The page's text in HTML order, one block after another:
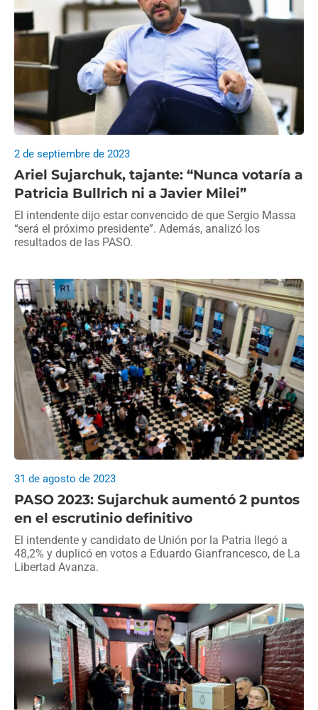
Ariel Sujarchuk, tajante: “Nunca votaría a
Patricia Bullrich ni a Javier Milei”
2 de septiembre de 2023
El intendente dijo estar convencido de que Sergio Massa
“será el próximo presidente”. Además, analizó los
resultados de las PASO.
PASO 2023: Sujarchuk aumentó 2 puntos
en el escrutinio definitivo
31 de agosto de 2023
El intendente y candidato de Unión por la Patria llegó a
48,2% y duplicó en votos a Eduardo Gianfrancesco, de La
Libertad Avanza.